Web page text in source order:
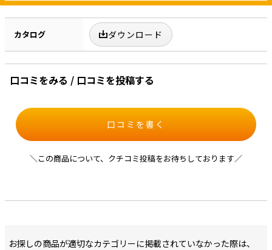
カタログ ダウンロード
口コミをみる / 口コミを投稿する
口コミを書く
＼この商品について、クチコミ投稿をお待ちしております／
お探しの商品が適切なカテゴリーに掲載されていなかった際は、